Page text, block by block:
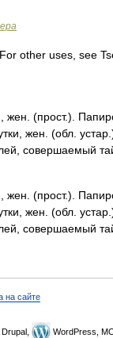
other uses, see
(прост.).
жен. (обл.
совершаемый
(прост.).
жен. (обл.
совершаемый
на сайте
Drupal, WordPress,